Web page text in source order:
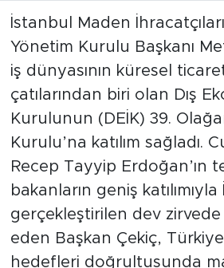
İstanbul Maden
Yönetim Kurulu Başkanı
iş dünyasının küresel
çatılarından biri olan Dış
Kurulunun (DEİK) 39.
Kurulu’na katılım sağladı.
Recep Tayyip Erdoğan’ın
bakanların geniş
gerçekleştirilen dev zirvede
eden Başkan Çekiç, Türkiye
hedefleri doğrultusunda